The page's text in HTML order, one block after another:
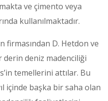
ve çimento veya
kullanılmaktadır.
firmasından D. Hetdon ve
derin deniz madenciliği
temellerini attılar. Bu
içinde başka bir saha olan